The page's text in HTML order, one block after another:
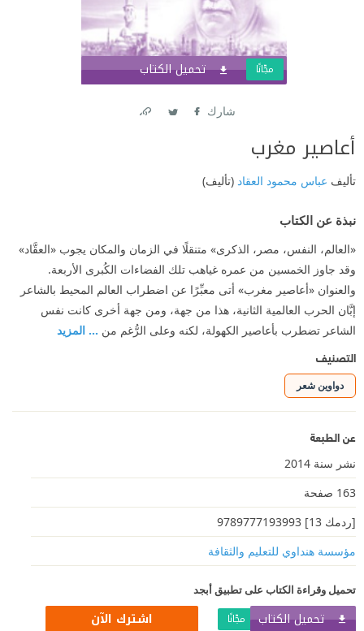
تحميل الكتاب مجّانًا
شارك
أعاصير مغرب
تأليف عباس محمود العقاد (تأليف)
نبذة عن الكتاب
«العالم، النفس، مصر، الذكرى» متنقلًا في الزمان والمكان يجوب «العقَّاد»
وقد جاوز الخمسين من عمره غياهب تلك الفضاءات الكُبرى الأربعة.
والعنوان «أعاصير مغرب» أتى معبِّرًا عن اضطراب العالم المحيط بالشاعر
إبَّان الحرب العالمية الثانية، هذا من جهة، ومن جهة أخرى كانت نفس
الشاعر تضطرب بأعاصير الكهولة، لكنه وعلى الرُّغم من ... المزيد
التصنيف
دواوين شعر
عن الطبعة
نشر سنة 2014
163 صفحة
[ردمك 13] 9789777193993
مؤسسة هنداوي للتعليم والثقافة
تحميل وقراءة الكتاب على تطبيق أبجد
تحميل الكتاب مجّانًا اشترك الآن